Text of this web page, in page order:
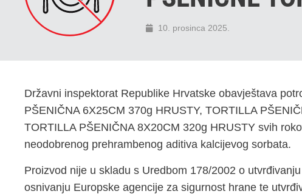
10. prosinca 2025.
Državni inspektorat Republike Hrvatske obavještava
PŠENIČNA 6X25CM 370g HRUSTY, TORTILLA
TORTILLA PŠENIČNA 8X20CM 320g HRUSTY svih
neodobrenog prehrambenog aditiva kalcijevog sorbata.
Proizvod nije u skladu s Uredbom 178/2002 o
osnivanju Europske agencije za sigurnost hrane te